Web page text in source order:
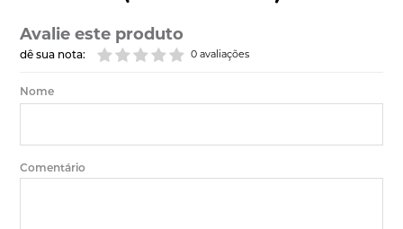
Avalie este produto
0 avaliações
dê sua nota:
Nome
Comentário